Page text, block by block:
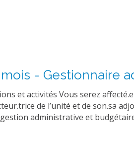
mois - Gestionnaire
et activités Vous serez
de l’unité et de son.sa
administrative et